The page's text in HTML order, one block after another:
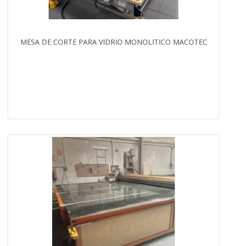
MESA DE CORTE PARA VIDRIO MONOLITICO MACOTEC